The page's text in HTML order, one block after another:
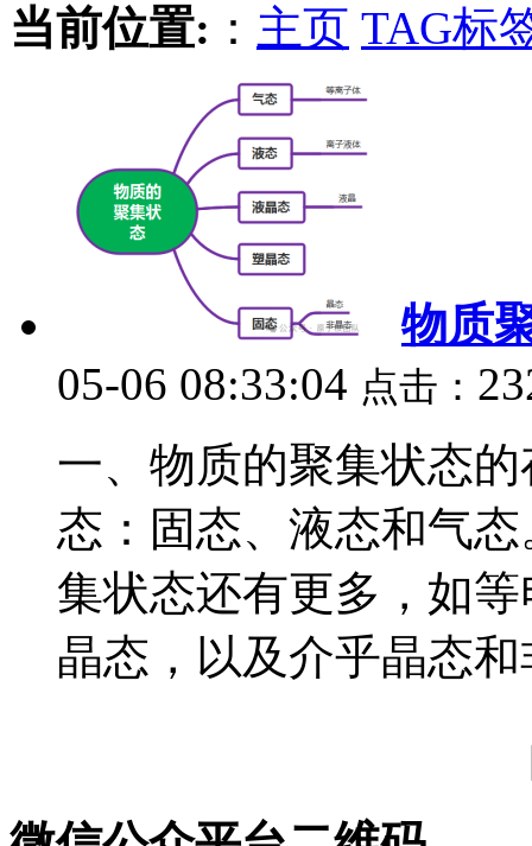
当前位置: ： 主页 TAG标
物质
05-06 08:33:04 点击：
一、物质的聚集状态
态：固态、液态和气
集状态还有更多，如
晶态，以及介乎晶态